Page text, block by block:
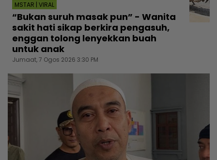
MSTAR | VIRAL
“Bukan suruh masak pun” - Wanita
sakit hati sikap berkira pengasuh,
enggan tolong lenyekkan buah
untuk anak
Jumaat, 7 Ogos 2026 3:30 PM